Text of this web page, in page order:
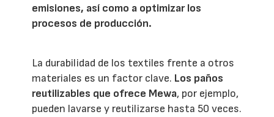
emisiones, así como a optimizar los
procesos de producción.
La durabilidad de los textiles frente a otros
materiales es un factor clave. Los paños
reutilizables que ofrece Mewa, por ejemplo,
pueden lavarse y reutilizarse hasta 50 veces.